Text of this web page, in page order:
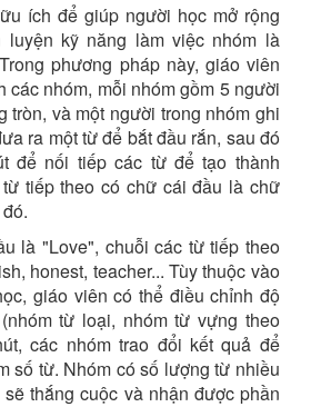
ích để giúp người học mở rộng
kỹ năng làm việc nhóm là
phương pháp này, giáo viên
các nhóm, mỗi nhóm gồm 5 người
tròn, và một người trong nhóm ghi
ra một từ để bắt đầu rắn, sau đó
để nối tiếp các từ để tạo thành
tiếp theo có chữ cái đầu là chữ
là "Love", chuỗi các từ tiếp theo
honest, teacher... Tùy thuộc vào
giáo viên có thể điều chỉnh độ
từ loại, nhóm từ vựng theo
các nhóm trao đổi kết quả để
số từ. Nhóm có số lượng từ nhiều
thắng cuộc và nhận được phần